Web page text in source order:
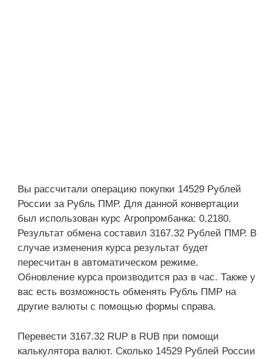
Вы рассчитали операцию покупки 14529 Рублей
России за Рубль ПМР. Для данной конвертации
был использован курс Агропромбанка: 0.2180.
Результат обмена составил 3167.32 Рублей ПМР. В
случае изменения курса результат будет
пересчитан в автоматическом режиме.
Обновление курса производится раз в час. Также у
вас есть возможность обменять Рубль ПМР на
другие валюты с помощью формы справа.
Перевести 3167.32 RUP в RUB при помощи
калькулятора валют. Сколько 14529 Рублей России